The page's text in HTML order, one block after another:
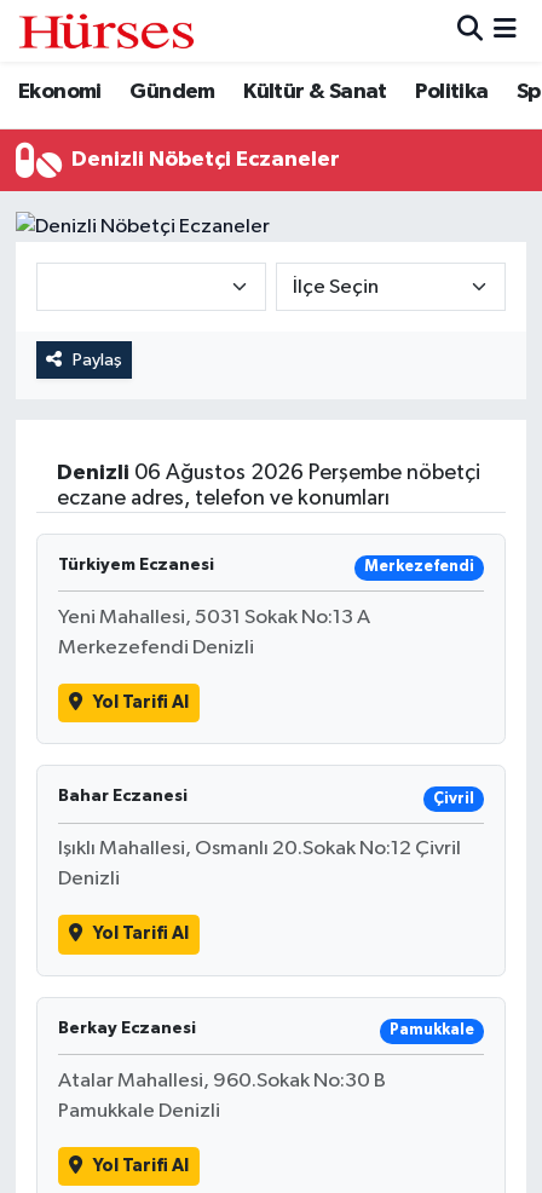
Ekonomi Gündem Kültür & Sanat Politika
Denizli Nöbetçi Eczaneler
Paylaş
Denizli 06 Ağustos 2026 Perşembe nöbetçi
eczane adres, telefon ve konumları
Türkiyem Eczanesi Merkezefendi
Yeni Mahallesi, 5031 Sokak No:13 A
Merkezefendi Denizli
Yol Tarifi Al
Bahar Eczanesi Çivril
Işıklı Mahallesi, Osmanlı 20.Sokak No:12 Çivril
Denizli
Yol Tarifi Al
Berkay Eczanesi Pamukkale
Atalar Mahallesi, 960.Sokak No:30 B
Pamukkale Denizli
Yol Tarifi Al
Ekonomi
Gündem
Kültür & Sanat
Spor
Hava Durumu
Trafik Durumu
Süper Lig Puan Durumu ve Fikstür
Son Dakika Haberleri